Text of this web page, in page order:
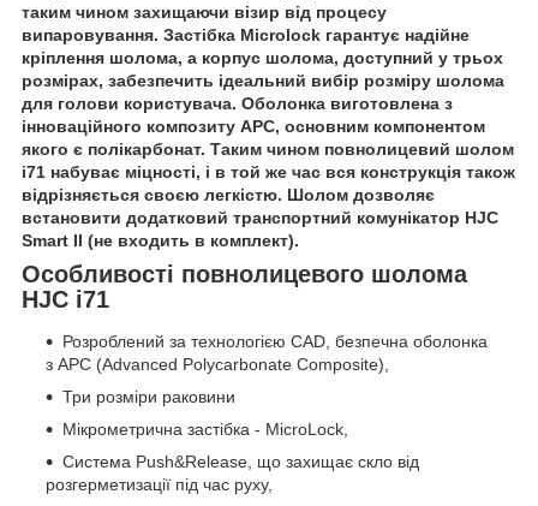
таким чином захищаючи візир від процесу
випаровування. Застібка Microlock гарантує надійне
кріплення шолома, а корпус шолома, доступний у трьох
розмірах, забезпечить ідеальний вибір розміру шолома
для голови користувача. Оболонка виготовлена з
інноваційного композиту APC, основним компонентом
якого є полікарбонат. Таким чином повнолицевий шолом
i71 набуває міцності, і в той же час вся конструкція також
відрізняється своєю легкістю. Шолом дозволяє
встановити додатковий транспортний комунікатор HJC
Smart II (не входить в комплект).
Особливості повнолицевого шолома
HJC i71
Розроблений за технологією CAD, безпечна оболонка
з APC (Advanced Polycarbonate Composite),
Три розміри раковини
Мікрометрична застібка - MicroLock,
Система Push&Release, що захищає скло від
розгерметизації під час руху,